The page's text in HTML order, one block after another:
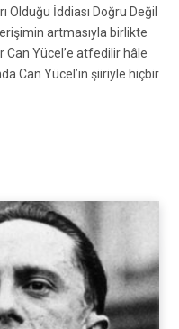
Olduğu İddiası Doğru Değil
artmasıyla birlikte
Can Yücel’e atfedilir hâle
Can Yücel’in şiiriyle hiçbir